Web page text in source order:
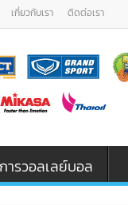
เกี่ยวกับเรา ติดต่อเรา
รวอลเลย์บอล